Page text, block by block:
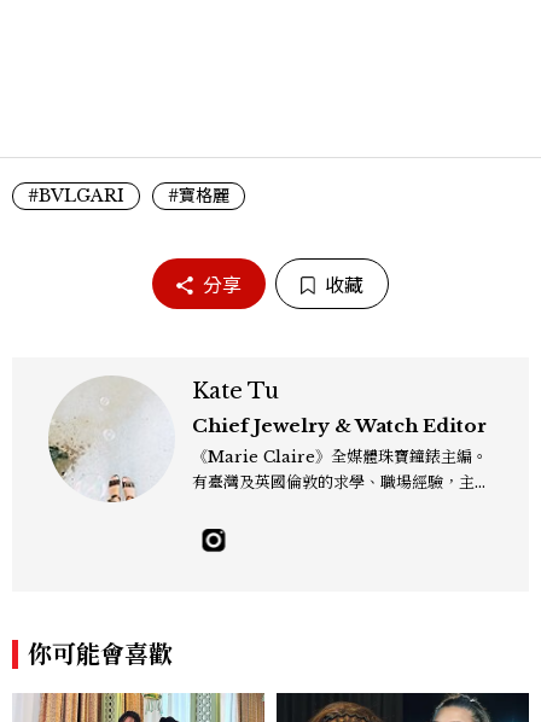
#BVLGARI #寶格麗
分享 收藏
Kate Tu
Chief Jewelry & Watch Editor
《Marie Claire》全媒體珠寶鐘錶主編。
有臺灣及英國倫敦的求學、職場經驗，主修
佳人》編輯工作內容，包括錶展等國際活動
採訪、珠寶市場動態等專題，及視覺拍攝執
你可能會喜歡